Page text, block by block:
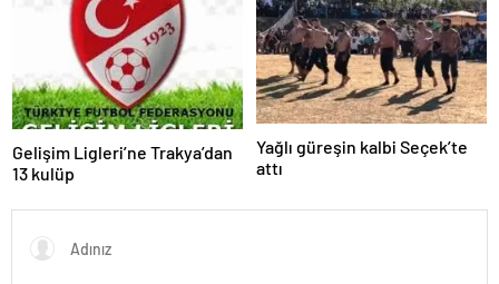
Gelişim Ligleri’ne Trakya’dan
13 kulüp
Yağlı güreşin kalbi Seçek’te
attı